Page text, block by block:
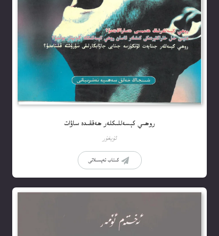
روھىي كېسەللىكلەر ھەققىدە ساۋات
ئۇيغۇر
كىتاب تەپسىلاتى